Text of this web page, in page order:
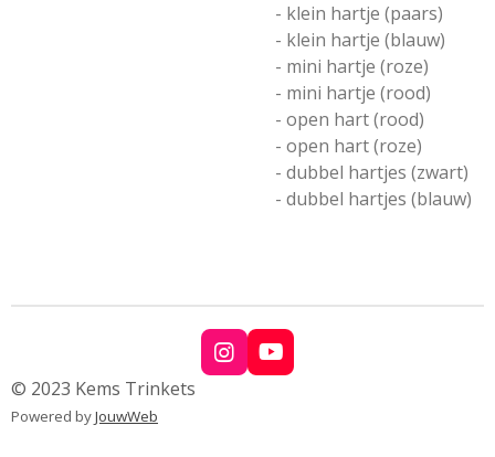
- klein hartje (paars)
- klein hartje (blauw)
- mini hartje (roze)
- mini hartje (rood)
- open hart (rood)
- open hart (roze)
- dubbel hartjes (zwart)
- dubbel hartjes (blauw)
I
n
Y
o
© 2023 Kems Trinkets
Powered byJouwWeb